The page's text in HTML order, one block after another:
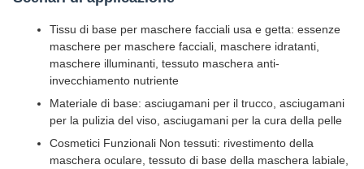
Tissu di base per maschere facciali usa e getta: essenze
maschere per maschere facciali, maschere idratanti,
maschere illuminanti, tessuto maschera anti-
invecchiamento nutriente
Materiale di base: asciugamani per il trucco, asciugamani
per la pulizia del viso, asciugamani per la cura della pelle
Cosmetici Funzionali Non tessuti: rivestimento della
maschera oculare, tessuto di base della maschera labiale,